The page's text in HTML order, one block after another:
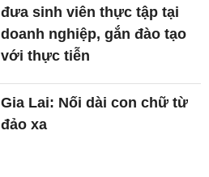
đưa sinh viên thực tập tại
doanh nghiệp, gắn đào tạo
với thực tiễn
Gia Lai: Nối dài con chữ từ
đảo xa